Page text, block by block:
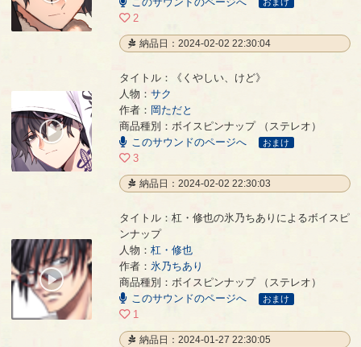
おまけ
2
納品日：2024-02-02 22:30:04
《くやしい、けど》 - 岡ただと
タイトル：《くやしい、けど》
人物： サク
作者： 岡ただと
商品種別：ボイスピンナップ （ステレオ）
このサウンドのページへ
おまけ
3
納品日：2024-02-02 22:30:03
杠・修也の氷乃ちありによるボイスピンナップ
00:00
00:09
タイトル：杠・修也の氷乃ちありによるボイスピ
ンナップ
人物： 杠・修也
作者： 氷乃ちあり
商品種別：ボイスピンナップ （ステレオ）
このサウンドのページへ
おまけ
1
納品日：2024-01-27 22:30:05